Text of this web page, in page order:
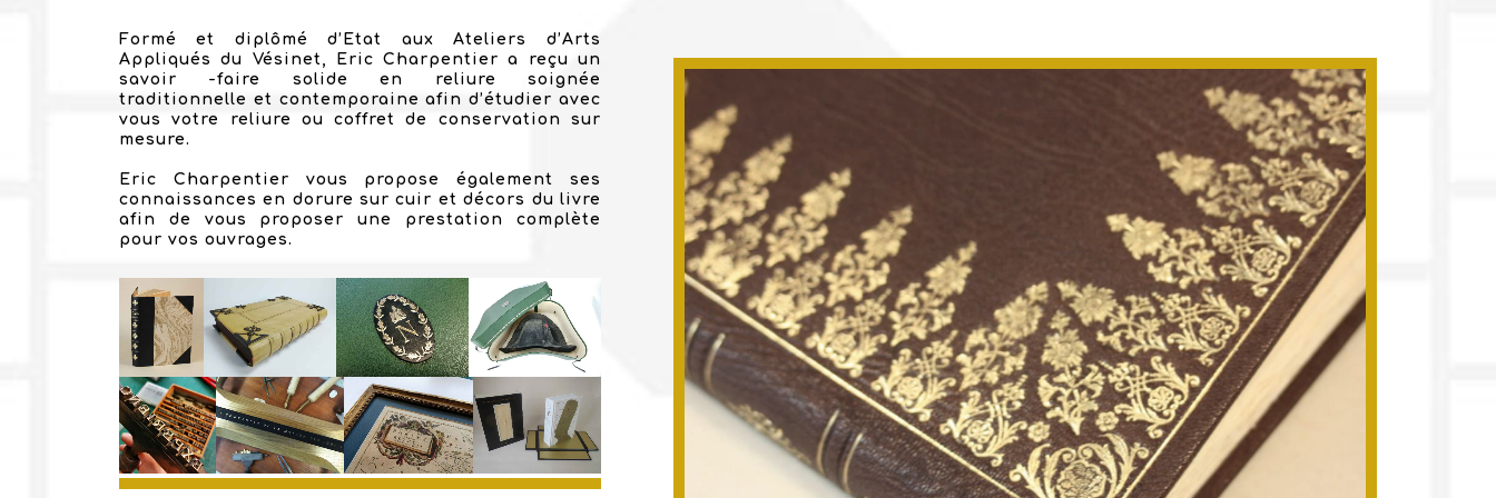
Formé et diplômé d’Etat aux Ateliers d’Arts
Appliqués du Vésinet, Eric Charpentier a reçu un
savoir -faire solide en reliure soignée
traditionnelle et contemporaine afin d’étudier avec
vous votre reliure ou coffret de conservation sur
mesure.
Eric Charpentier vous propose également ses
connaissances en dorure sur cuir et décors du livre
afin de vous proposer une prestation complète
pour vos ouvrages.